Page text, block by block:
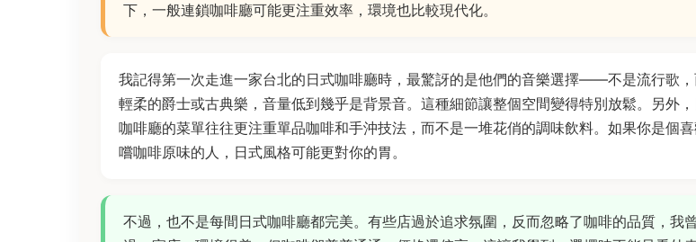
下，一般連鎖咖啡廳可能更注重效率，環境也比較現代化。
我記得第一次走進一家台北的日式咖啡廳時，最驚訝的是他們的音樂選擇——不是流行歌
輕柔的爵士或古典樂，音量低到幾乎是背景音。這種細節讓整個空間變得特別放鬆。另外
咖啡廳的菜單往往更注重單品咖啡和手沖技法，而不是一堆花俏的調味飲料。如果你是個
嚐咖啡原味的人，日式風格可能更對你的胃。
不過，也不是每間日式咖啡廳都完美。有些店過於追求氛圍，反而忽略了咖啡的品質，我